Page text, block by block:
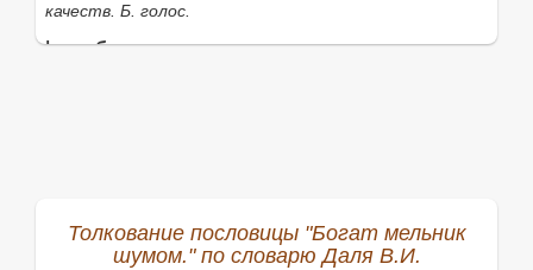
качеств. Б. голос.
| сущ. богатство, а,ср.
Толкование пословицы "Богат мельник
шумом." по словарю Даля В.И.